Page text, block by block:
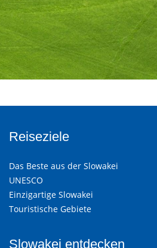
Reiseziele
Das Beste aus der Slowakei
UNESCO
Einzigartige Slowakei
Touristische Gebiete
Slowakei entdecken